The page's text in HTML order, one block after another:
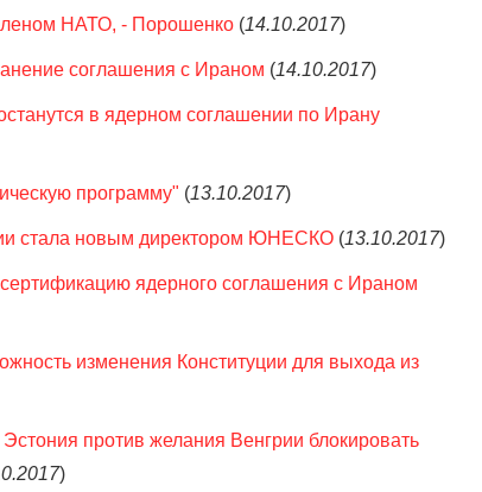
НАТО, - Порошенко (14.10.2017)
соглашения с Ираном (14.10.2017)
в ядерном соглашении по Ирану
программу" (13.10.2017)
стала новым директором ЮНЕСКО (13.10.2017)
ядерного соглашения с Ираном
изменения Конституции для выхода из
против желания Венгрии блокировать
)